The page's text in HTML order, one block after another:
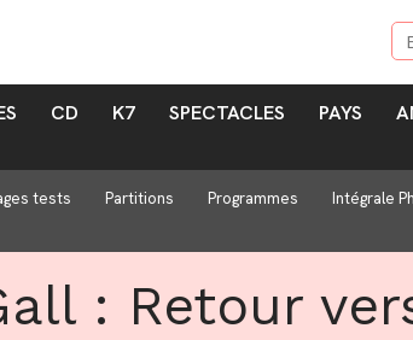
CD K7 SPECTACLES PAYS
tests Partitions Programmes Intégrale
: Retour